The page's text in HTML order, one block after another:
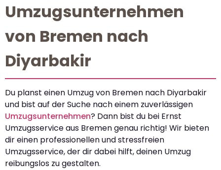
Umzugsunternehmen
von Bremen nach
Diyarbakir
Du planst einen Umzug von Bremen nach Diyarbakir
und bist auf der Suche nach einem zuverlässigen
Umzugsunternehmen? Dann bist du bei Ernst
Umzugsservice aus Bremen genau richtig! Wir bieten
dir einen professionellen und stressfreien
Umzugsservice, der dir dabei hilft, deinen Umzug
reibungslos zu gestalten.